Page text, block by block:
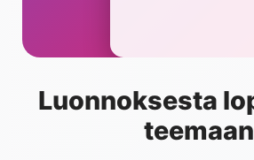
Luonnoksesta
teemaan